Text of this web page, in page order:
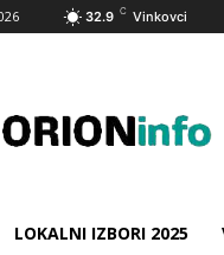
32.9 C Vinkovci
LOKALNI IZBORI 2025